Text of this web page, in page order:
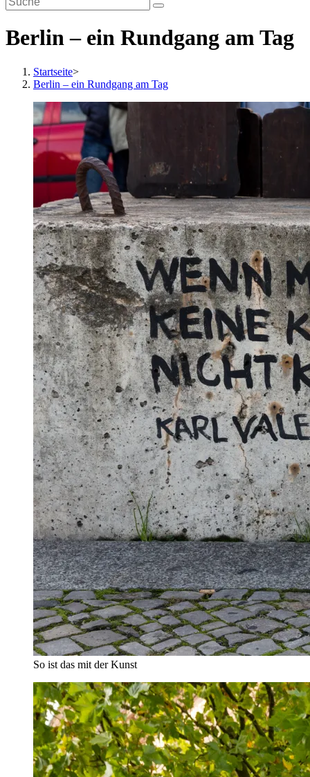
Berlin – ein Rundgang am Tag
Startseite>
Berlin – ein Rundgang am Tag
So ist das mit der Kunst